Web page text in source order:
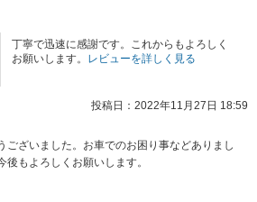
丁寧で迅速に感謝です。これからもよろしく
お願いします。 レビューを詳しく見る
投稿日：2022年11月27日 18:59
ございました。お車でのお困り事などありまし
もよろしくお願いします。